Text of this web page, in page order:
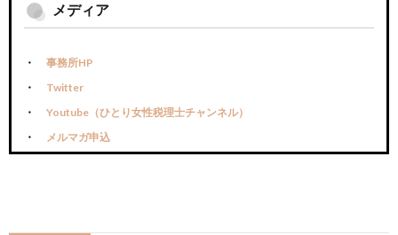
メディア
事務所HP
Twitter
Youtube（ひとり女性税理士チャンネル）
メルマガ申込